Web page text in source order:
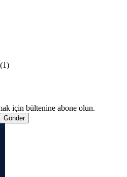
(1)
için bültenine abone olun.